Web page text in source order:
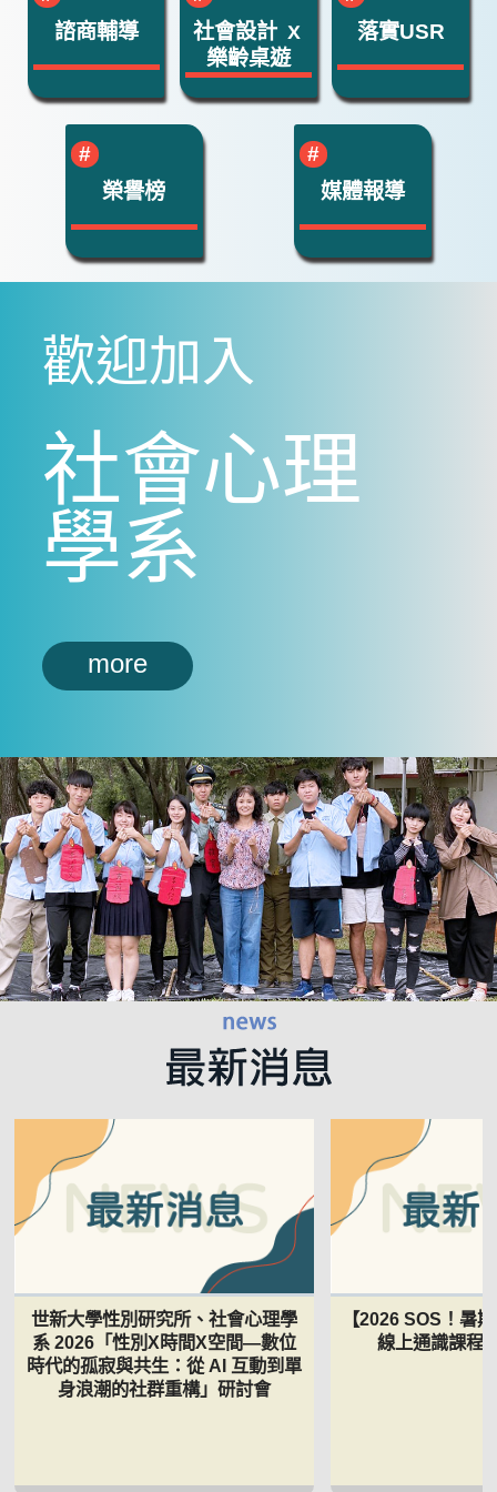
諮商輔導
社會設計 ｘ
樂齡桌遊
落實USR
榮譽榜 媒體報導
歡迎加入
社會心理
學系
more
世新大學性別研究所、社會心理學
系 2026「性別Χ時間Χ空間—數位
時代的孤寂與共生：從 AI 互動到單
身浪潮的社群重構」研討會
【2026 SOS！暑
線上通識課程